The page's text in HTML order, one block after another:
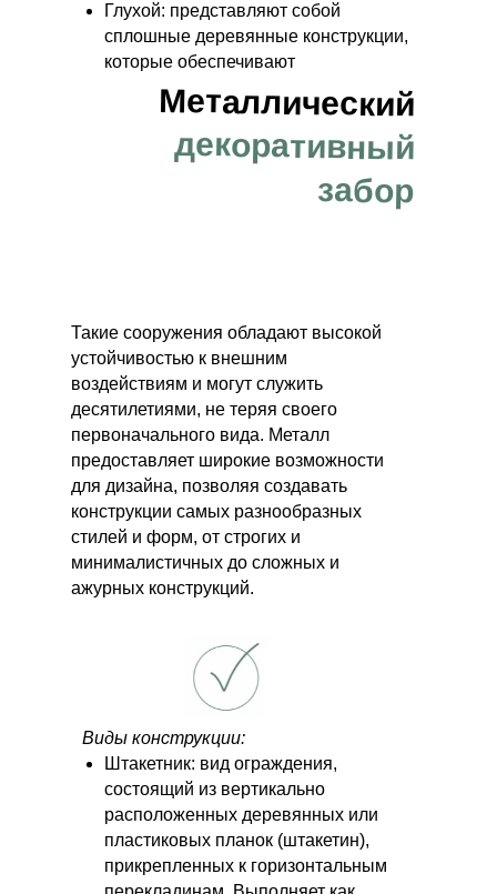
Глухой: представляют собой
сплошные деревянные конструкции,
которые обеспечивают
максимальную приватность и защиту
от ветра и шума. Обычно их
изготавливают из широких
горизонтальных или вертикальных
досок, плотно прилегающих друг к
Такие сооружения обладают высокой
устойчивостью к внешним
воздействиям и могут служить
десятилетиями, не теряя своего
первоначального вида. Металл
предоставляет широкие возможности
для дизайна, позволяя создавать
конструкции самых разнообразных
стилей и форм, от строгих и
минималистичных до сложных и
ажурных конструкций.
Металлический
декоративный
забор
Виды конструкции:
Штакетник: вид ограждения,
состоящий из вертикально
расположенных деревянных или
пластиковых планок (штакетин),
прикрепленных к горизонтальным